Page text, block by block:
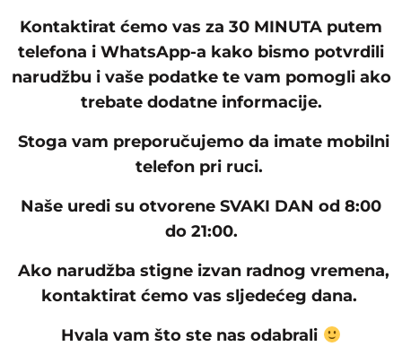
Kontaktirat ćemo vas za 30 MINUTA putem
telefona i WhatsApp-a kako bismo potvrdili
narudžbu i vaše podatke te vam pomogli ako
trebate dodatne informacije.
Stoga vam preporučujemo da imate mobilni
telefon pri ruci.
Naše uredi su otvorene SVAKI DAN od 8:00
do 21:00.
Ako narudžba stigne izvan radnog vremena,
kontaktirat ćemo vas sljedećeg dana.
Hvala vam što ste nas odabrali